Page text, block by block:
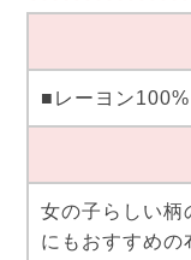
■レーヨン
女の子らしい柄
にもおすすめの